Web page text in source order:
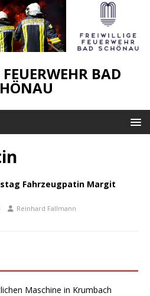
BAD
Fahrzeugpatin Margit
Reinhard Fallmann
Maschine in Krumbach